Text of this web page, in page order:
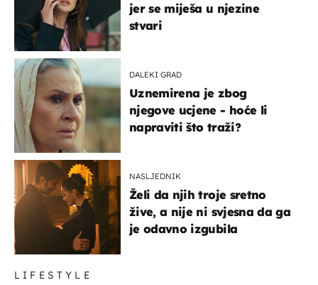
jer se miješa u njezine
stvari
DALEKI GRAD
Uznemirena je zbog
njegove ucjene - hoće li
napraviti što traži?
NASLJEDNIK
Želi da njih troje sretno
žive, a nije ni svjesna da ga
je odavno izgubila
LIFESTYLE